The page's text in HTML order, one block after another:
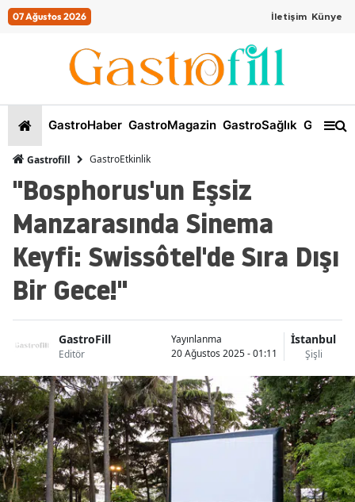
07 Ağustos 2026 İletişim Künye
GastroHaber GastroMagazin GastroSağlık
Gastrofill GastroEtkinlik
"Bosphorus'un Eşsiz
Manzarasında Sinema
Keyfi: Swissôtel'de Sıra Dışı
Bir Gece!"
GastroFill
Editör
Yayınlanma
20 Ağustos 2025 - 01:11
İstanbul
Şişli